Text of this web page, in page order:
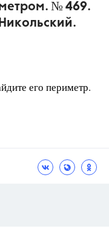
№ 469.
его периметр.